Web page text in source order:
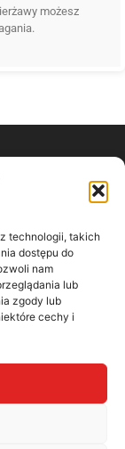
technologii, takich
dostępu do
nam
lub
zgody lub
cechy i
możesz